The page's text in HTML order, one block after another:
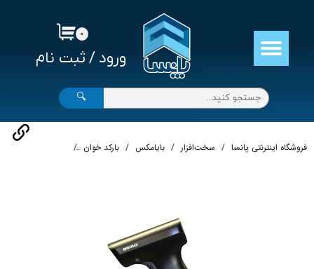
ورود / ثبت نام
حساب کاربری من
تغییر گذر واژه
سفارشات
خروج از حساب کاربری
۰
🔍
فروشگاه اینترنتی پانسا سخت‌افزار بایامکس بارکد خوان